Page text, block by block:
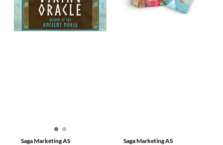
Saga Marketing AS Saga Marketing AS